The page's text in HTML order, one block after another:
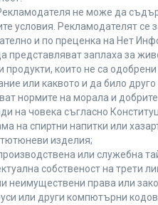
не може да
условия. Рекламодателят
и по преценка на Нет
представляват заплаха за
продукти, които не са
или каквото и да било
нормите на морала и
на човека съгласно
на спиртни напитки или
изделия;
или служебна
собственост на трети
неимуществени права или
или други компютърни